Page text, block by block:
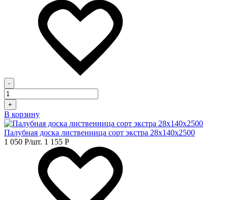
-
+
В корзину
Палубная доска лиственница сорт экстра 28х140х2500
1 050 Р/шт. 1 155 Р